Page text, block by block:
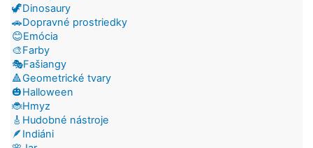
🦖Dinosaury
🚗Dopravné prostriedky
😊Emócia
🎨Farby
🎭Fašiangy
🔺Geometrické tvary
🎃Halloween
🐞Hmyz
🎸Hudobné nástroje
🪶Indiáni